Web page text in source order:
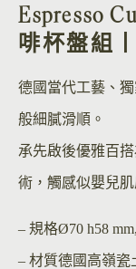
Espresso
啡杯盤組
德國當代工藝、
般細膩滑順。
承先啟後優雅百
術，觸感似嬰兒
– 規格Ø70 h58
– 材質德國高嶺瓷